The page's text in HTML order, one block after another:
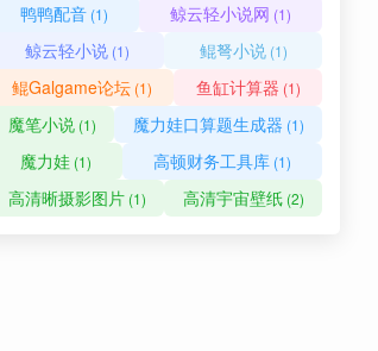
鸭鸭配音 (1) 鲸云轻小说网 (1)
鲸云轻小说(1) 鲲弩小说(1)
鲲Galgame论坛(1) 鱼缸计算器 (1)
魔笔小说(1) 魔力娃口算题生成器 (1)
魔力娃 (1) 高顿财务工具库 (1)
高清晰摄影图片(1) 高清宇宙壁纸(2)